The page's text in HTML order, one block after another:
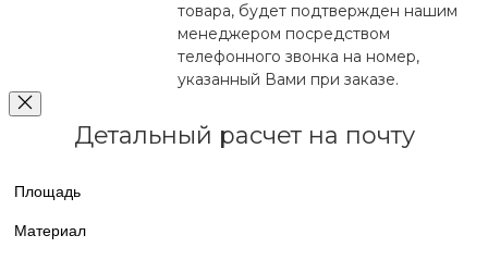
товара, будет подтвержден нашим
менеджером посредством
телефонного звонка на номер,
указанный Вами при заказе.
Детальный расчет на почту
Площадь
Материал